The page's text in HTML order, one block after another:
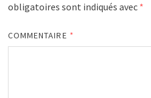
obligatoires sont indiqués avec *
COMMENTAIRE *